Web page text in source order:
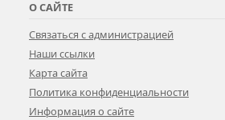
О САЙТЕ
Связаться с администрацией
Наши ссылки
Карта сайта
Политика конфиденциальности
Информация о сайте